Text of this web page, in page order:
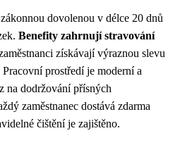
dovolenou v délce 20 dnů
Benefity zahrnují stravování
získávají výraznou slevu
prostředí je moderní a
na dodržování přísných
zaměstnanec dostává zdarma
čištění je zajištěno.